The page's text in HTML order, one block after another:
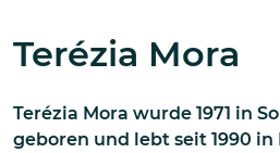
Terézia Mora
Terézia Mora wurde 1971 in
geboren und lebt seit 1990